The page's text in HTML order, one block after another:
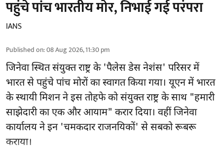
पहुंचे पांच भारतीय मोर, निभाई गई परंपरा
IANS
Published on:08 Aug 2026, 11:30 pm
जिनेवा स्थितसंयुक्त राष्ट्रके 'पैलेस डेस नेशंस' परिसर में
भारत से पहुंचे पांच मोरों का स्वागत किया गया। यूएन में भारत
के स्थायी मिशन ने इस तोहफे को संयुक्त राष्ट्र के साथ "हमारी
साझेदारी का एक और आयाम" करार दिया। वहीं जिनेवा
कार्यालय ने इन 'चमकदार राजनयिकों' से सबको रूबरू
कराया।